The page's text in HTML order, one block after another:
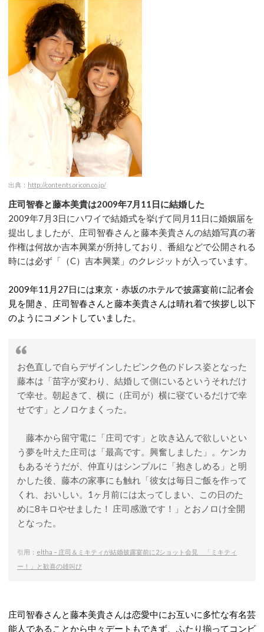
出典： http://contents.oricon.co.jp/
庄司智春と藤本美貴は2009年7月11日に結婚した
2009年7月3日にハワイで結婚式を挙げて同月11日に婚姻届を
提出しましたが、庄司智春さんと藤本美貴さんの結婚写真の著
作権は何故か吉本興業が所持しており、番組などで公開される
時には必ず「（C）吉本興業」のクレジットが入っています。
2009年11月27日には東京・赤坂のホテルで披露宴前に記者会
見を開き、庄司智春さんと藤本美貴さんは晴れ着で挨拶し以下
のようにコメントしていました。
お色直しで自らデザインしたピンク色のドレス姿となった
藤本は「苗字が変わり、結婚して側にいるというそれだけ
で幸せ。朝起きて、横に（庄司が）横に寝ているだけで幸
せです」とノロケまくった。
藤本から留守電に「庄司です」と吹き込んで欲しいとい
う夢を叶えた庄司は「最高です。興奮しました」。ケンカ
もあるそうだが、仲直りはシンプルに「抱きしめる」と明
かした後、藤本の家事にも触れ「彼女は毎日ご飯を作って
くれ、おいしい。1ヶ月前には太ってしまい、この日のた
めに8キロやせました！ 庄司感激です！」とおノロけ全開
となった。
引用： eltha – 庄司＆ミキティが結婚披露宴前に2ショット会見 「ミキティ
ー！」と歓喜の雄叫び
庄司智春さんと藤本美貴さんは恋愛中にお互いに多忙な有名芸
能人であることから中々デートもできず、ふたり揃ってコンビ